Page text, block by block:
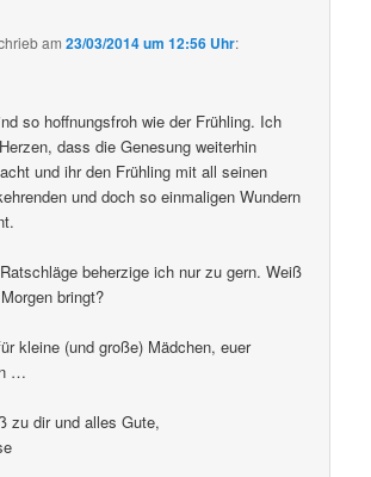
am23/03/2014 um 12:56 Uhr:
so hoffnungsfroh wie der Frühling. Ich
dass die Genesung weiterhin
und ihr den Frühling mit all seinen
und doch so einmaligen Wundern
beherzige ich nur zu gern. Weiß
bringt?
kleine (und große) Mädchen, euer
…
zu dir und alles Gute,